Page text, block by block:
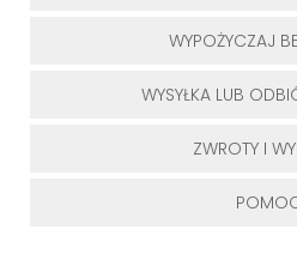
WYPOŻYCZAJ
WYSYŁKA LUB
ZWROTY I